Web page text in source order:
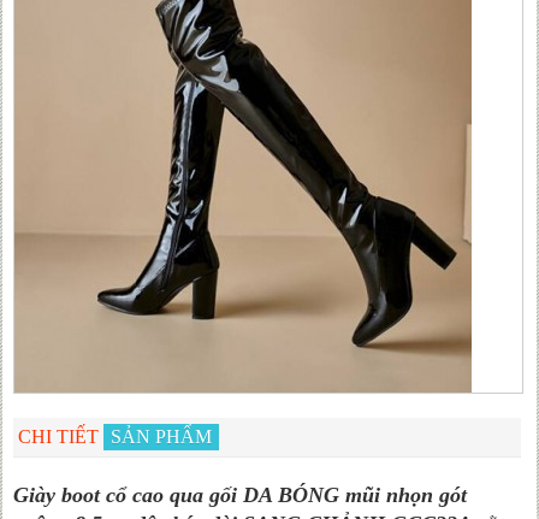
CHI TIẾT SẢN PHẨM
Giày boot cổ cao qua gối DA BÓNG mũi nhọn gót